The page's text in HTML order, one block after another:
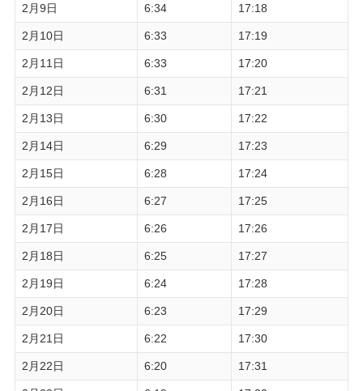
2月9日 6:34 17:18
2月10日 6:33 17:19
2月11日 6:33 17:20
2月12日 6:31 17:21
2月13日 6:30 17:22
2月14日 6:29 17:23
2月15日 6:28 17:24
2月16日 6:27 17:25
2月17日 6:26 17:26
2月18日 6:25 17:27
2月19日 6:24 17:28
2月20日 6:23 17:29
2月21日 6:22 17:30
2月22日 6:20 17:31